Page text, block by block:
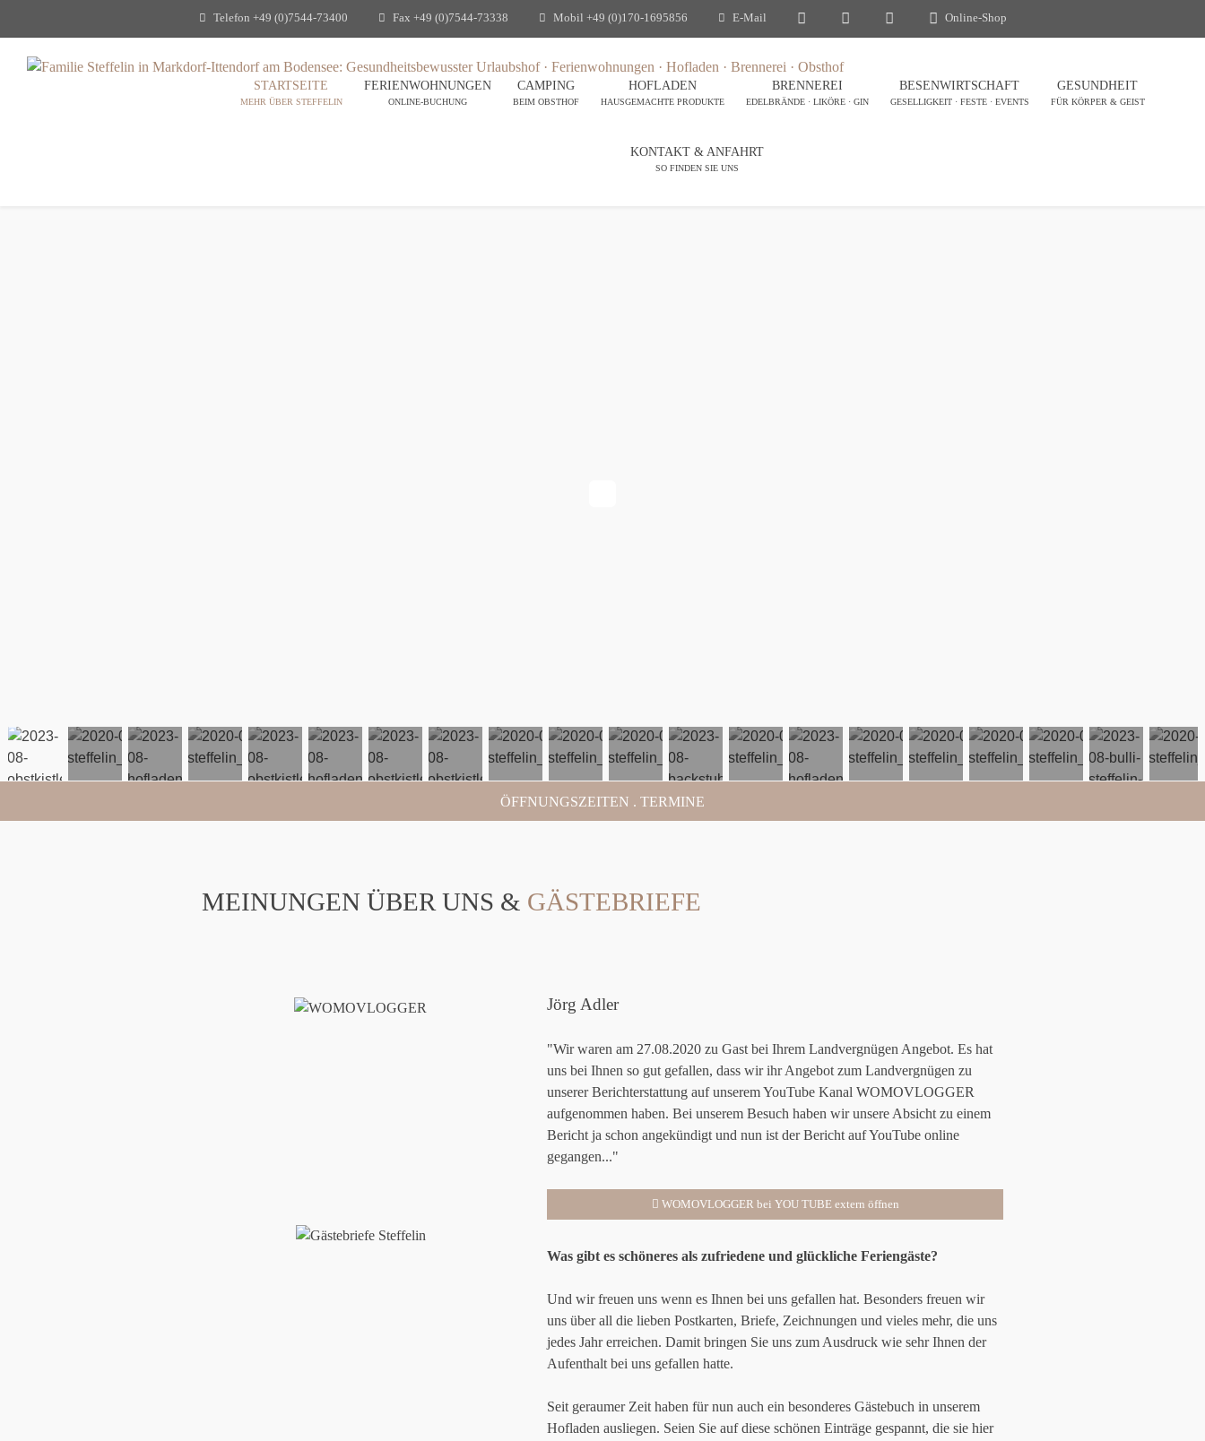
Telefon +49 (0)7544-73400 Fax +49 (0)7544-73338 Mobil +49 (0)170-1695856 E-Mail Online-Shop
STARTSEITE
MEHR ÜBER STEFFELIN
FERIENWOHNUNGEN
ONLINE-BUCHUNG
CAMPING
BEIM OBSTHOF
HOFLADEN
HAUSGEMACHTE PRODUKTE
BRENNEREI
EDELBRÄNDE · LIKÖRE · GIN
BESENWIRTSCHAFT
GESELLIGKEIT · FESTE · EVENTS
GESUNDHEIT
FÜR KÖRPER & GEIST
KONTAKT & ANFAHRT
SO FINDEN SIE UNS
ÖFFNUNGSZEITEN . TERMINE
MEINUNGEN ÜBER UNS & GÄSTEBRIEFE
Jörg Adler
"Wir waren am 27.08.2020 zu Gast bei Ihrem Landvergnügen Angebot. Es hat
uns bei Ihnen so gut gefallen, dass wir ihr Angebot zum Landvergnügen zu
unserer Berichterstattung auf unserem YouTube Kanal WOMOVLOGGER
aufgenommen haben. Bei unserem Besuch haben wir unsere Absicht zu einem
Bericht ja schon angekündigt und nun ist der Bericht auf YouTube online
gegangen..."
WOMOVLOGGER bei YOU TUBE extern öffnen
Was gibt es schöneres als zufriedene und glückliche Feriengäste?
Und wir freuen uns wenn es Ihnen bei uns gefallen hat. Besonders freuen wir
uns über all die lieben Postkarten, Briefe, Zeichnungen und vieles mehr, die uns
jedes Jahr erreichen. Damit bringen Sie uns zum Ausdruck wie sehr Ihnen der
Aufenthalt bei uns gefallen hatte.
Seit geraumer Zeit haben für nun auch ein besonderes Gästebuch in unserem
Hofladen ausliegen. Seien Sie auf diese schönen Einträge gespannt, die sie hier